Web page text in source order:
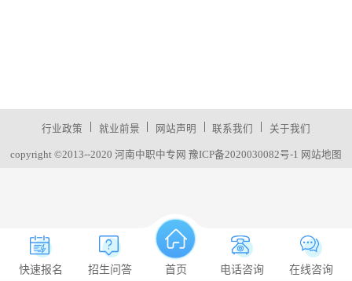
行业政策 | 就业前景 | 网站声明 | 联系我们 | 关于我们
copyright ©2013--2020 河南中职中专网 豫ICP备2020030082号-1 网站地图
快速报名 招生问答 首页 电话咨询 在线咨询